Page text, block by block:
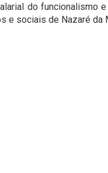
do funcionalismo
e sociais de Nazaré da